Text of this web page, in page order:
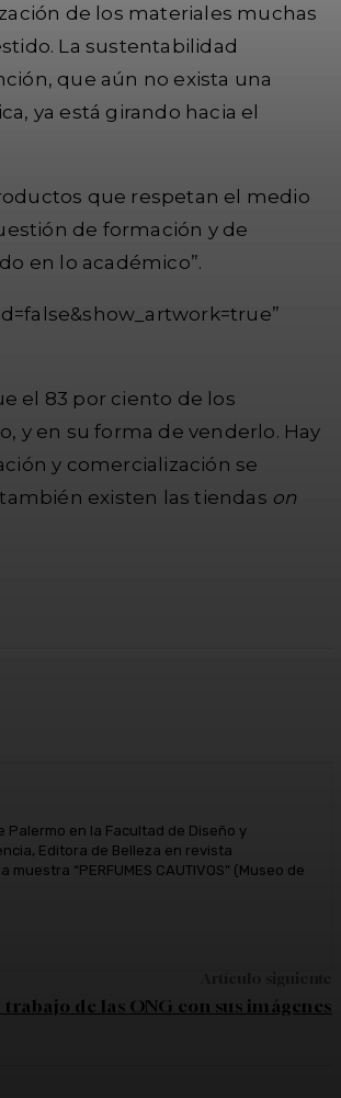
de los materiales muchas
La sustentabilidad
que aún no exista una
ya está girando hacia el
que respetan el medio
de formación y de
en lo académico”.
el 83 por ciento de los
y en su forma de venderlo. Hay
y comercialización se
existen las tiendas on
en la Facultad de Diseño y
Editora de Belleza en revista
“PERFUMES CAUTIVOS” (Museo de
de las ONG con sus imágenes